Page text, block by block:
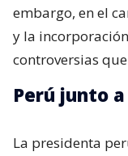
embargo, en el
y la
controversias
Perú junto a
La presidenta